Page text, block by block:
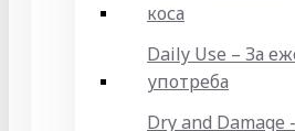
коса
Daily Use – За
употреба
Dry and Damage